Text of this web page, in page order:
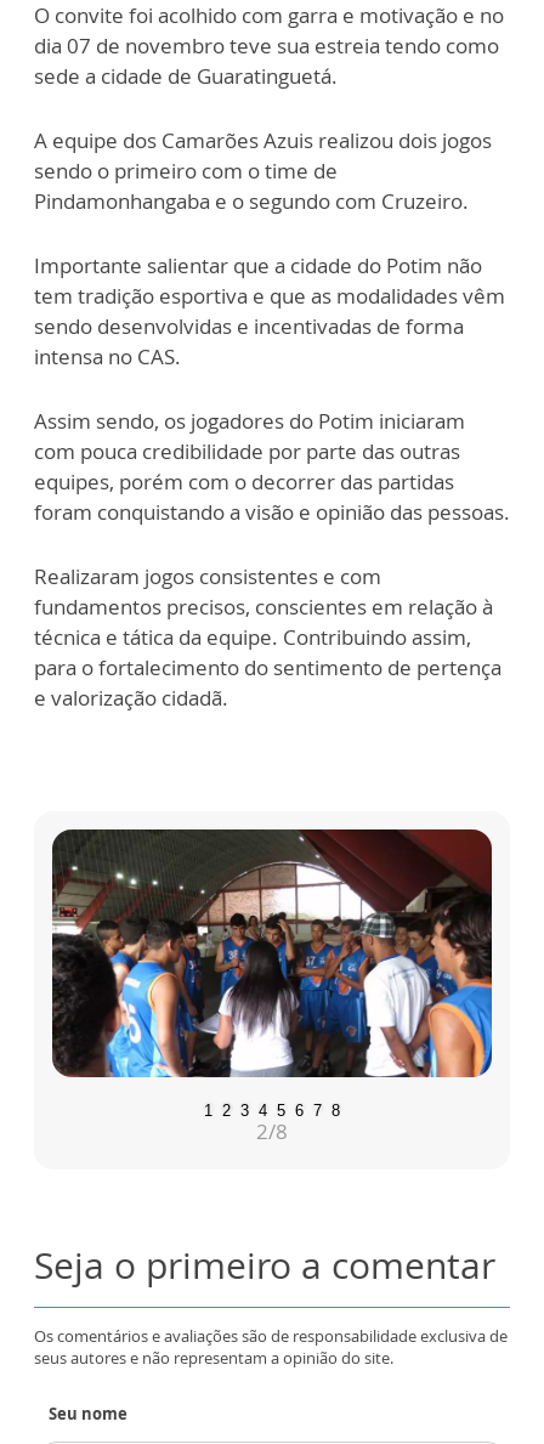
O convite foi acolhido com garra e motivação e no
dia 07 de novembro teve sua estreia tendo como
sede a cidade de Guaratinguetá.
A equipe dos Camarões Azuis realizou dois jogos
sendo o primeiro com o time de
Pindamonhangaba e o segundo com Cruzeiro.
Importante salientar que a cidade do Potim não
tem tradição esportiva e que as modalidades vêm
sendo desenvolvidas e incentivadas de forma
intensa no CAS.
Assim sendo, os jogadores do Potim iniciaram
com pouca credibilidade por parte das outras
equipes, porém com o decorrer das partidas
foram conquistando a visão e opinião das pessoas.
Realizaram jogos consistentes e com
fundamentos precisos, conscientes em relação à
técnica e tática da equipe. Contribuindo assim,
para o fortalecimento do sentimento de pertença
e valorização cidadã.
1 2 3 4 5 6 7 8
2/8
Seja o primeiro a comentar
Os comentários e avaliações são de responsabilidade exclusiva de
seus autores e não representam a opinião do site.
Seu nome